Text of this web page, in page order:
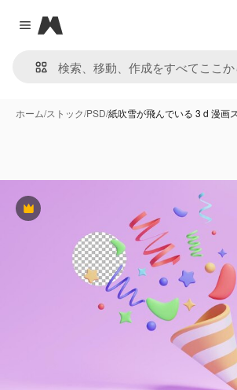
Close menu
Magnific
ホーム/ストック/PSD/紙吹雪が飛んでいる 3 d 漫画
Premium